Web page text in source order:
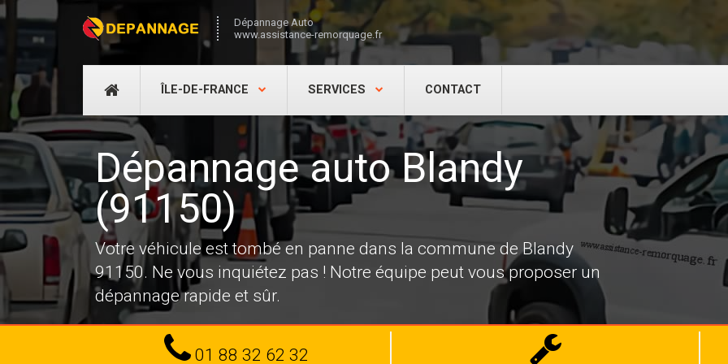
Dépannage Auto
www.assistance-remorquage.fr
DÉPANNAGE
ÎLE-DE-FRANCE SERVICES CONTACT
Dépannage auto Blandy
(91150)
Votre véhicule est tombé en panne dans la commune de Blandy
91150. Ne vous inquiétez pas ! Notre équipe peut vous proposer un
dépannage rapide et sûr.
Tel
01 88 32 62 32
Dépannage